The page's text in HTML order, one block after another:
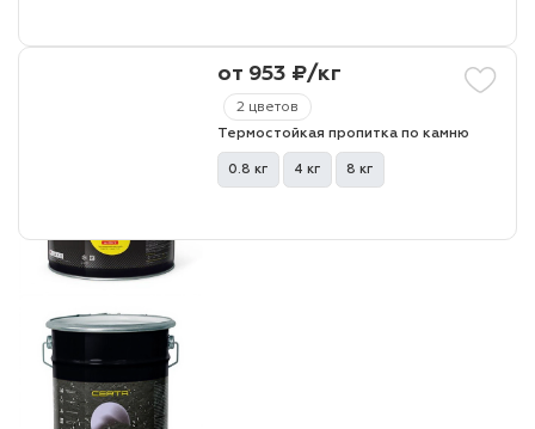
2 цветов
от 953 ₽/кг
Термостойкая пропитка по камню
0.8 кг 4 кг 8 кг